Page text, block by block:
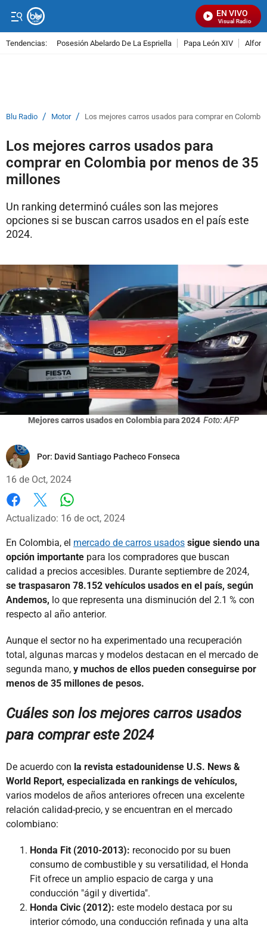
EN VIVO
Señal Visual Radio
Tendencias: Posesión Abelardo De La Espriella Papa León XIV
Blu Radio / Motor / Los mejores carros usados para comprar en
Los mejores carros usados para
comprar en Colombia por menos de 35
millones
Un ranking determinó cuáles son las mejores
opciones si se buscan carros usados en el país este
2024.
Mejores carros usados en Colombia para 2024 Foto: AFP
Por: David Santiago Pacheco Fonseca
16 de Oct, 2024
Facebook
X
Actualizado: 16 de oct, 2024
En Colombia, el mercado de carros usados sigue siendo una
opción importante para los compradores que buscan
calidad a precios accesibles. Durante septiembre de 2024,
se traspasaron 78.152 vehículos usados en el país, según
Andemos, lo que representa una disminución del 2.1 % con
respecto al año anterior.
Aunque el sector no ha experimentado una recuperación
total, algunas marcas y modelos destacan en el mercado de
segunda mano, y muchos de ellos pueden conseguirse por
menos de 35 millones de pesos.
Cuáles son los mejores carros usados
para comprar este 2024
De acuerdo con la revista estadounidense U.S. News &
World Report, especializada en rankings de vehículos,
varios modelos de años anteriores ofrecen una excelente
relación calidad-precio, y se encuentran en el mercado
colombiano:
Honda Fit (2010-2013): reconocido por su buen
consumo de combustible y su versatilidad, el Honda
Fit ofrece un amplio espacio de carga y una
conducción "ágil y divertida".
Honda Civic (2012): este modelo destaca por su
interior cómodo, una conducción refinada y una alta